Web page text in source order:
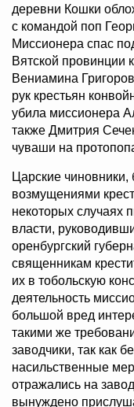
деревни Кошки
с командой поп
Миссионера спас
Вятской провинции
Вениамина
рук крестьян
убила миссионера
также Дмитрия
чуваши на
Царские
возмущениями
некоторых случаях
власти,
оренбургский
священникам
их в тобольскую
деятельность
большой вред
такими же
заводчики, так как
насильственные
отражались на
вынуждено